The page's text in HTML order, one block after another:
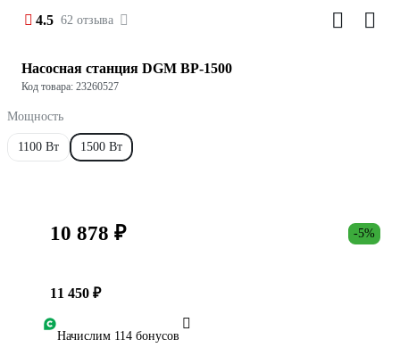
4.5 62 отзыва
Насосная станция DGM BP-1500
Код товара: 23260527
Мощность
1100 Вт 1500 Вт
10 878 ₽ -5%
11 450 ₽
Начислим 114 бонусов